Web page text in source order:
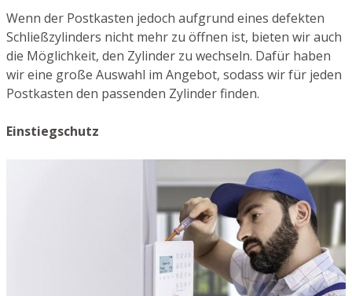
Wenn der Postkasten jedoch aufgrund eines defekten
Schließzylinders nicht mehr zu öffnen ist, bieten wir auch
die Möglichkeit, den Zylinder zu wechseln. Dafür haben
wir eine große Auswahl im Angebot, sodass wir für jeden
Postkasten den passenden Zylinder finden.
Einstiegschutz